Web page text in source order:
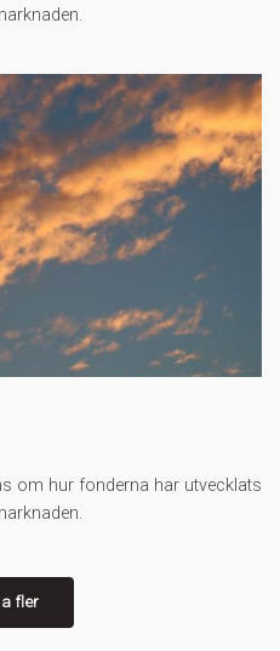
om hur fonderna har utvecklats
fler